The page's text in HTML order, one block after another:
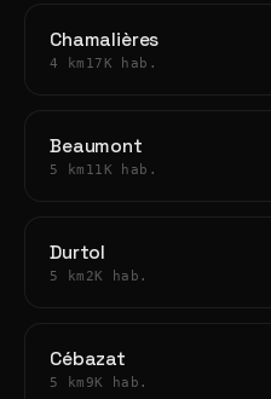
Chamalières
4 km 17K hab.
Beaumont
5 km 11K hab.
Durtol
5 km 2K hab.
Cébazat
5 km 9K hab.